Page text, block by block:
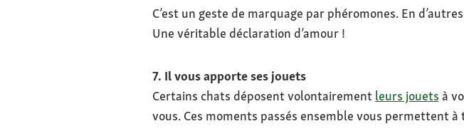
C’est un geste de marquage par phéromones. En
Une véritable déclaration d’amour !
7. Il vous apporte ses jouets
Certains chats déposent volontairement leurs jouets à
vous. Ces moments passés ensemble vous permettent